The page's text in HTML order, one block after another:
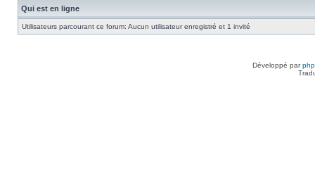
Qui est en ligne
Utilisateurs parcourant ce forum: Aucun utilisateur enregistré et 1 invité
Développé par